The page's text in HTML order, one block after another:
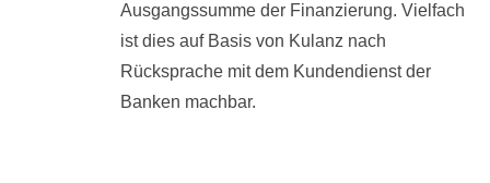
Ausgangssumme der Finanzierung. Vielfach
ist dies auf Basis von Kulanz nach
Rücksprache mit dem Kundendienst der
Banken machbar.